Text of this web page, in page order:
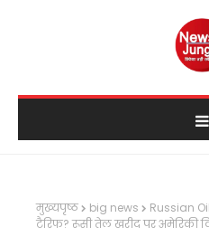
मुख्यपृष्ठ big news
Russian
टैरिफ? रूसी तेल खरीद पर अमेरिकी